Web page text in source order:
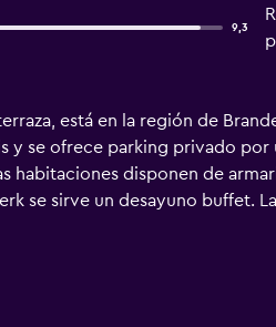
9,3
está en la región de
y se ofrece parking privado
habitaciones disponen de
se sirve un desayuno buffet.
(Aeropuerto de Berlín-